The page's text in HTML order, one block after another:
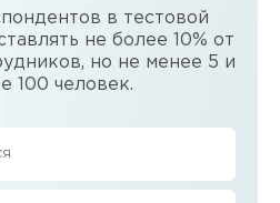
в тестовой
не более 10% от
но не менее 5 и
100 человек.